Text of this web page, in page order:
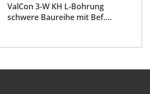
ValCon 3-W KH L-Bohrung
schwere Baureihe mit Bef.